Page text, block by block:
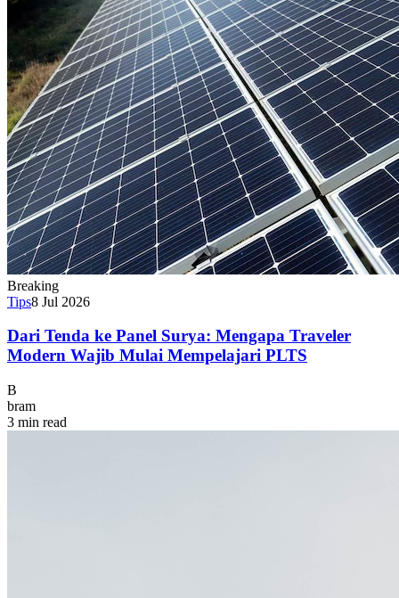
Breaking
Tips8 Jul 2026
Dari Tenda ke Panel Surya: Mengapa Traveler
Modern Wajib Mulai Mempelajari PLTS
B
bram
3 min read